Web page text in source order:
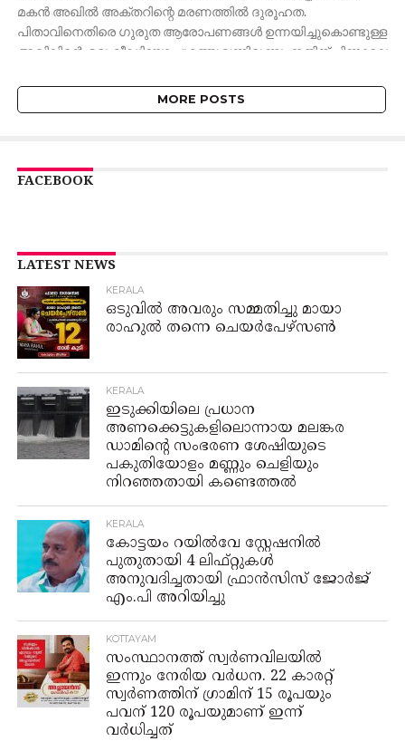
മകന്‍ അഖില്‍ അക്തറിന്റെ മരണത്തില്‍ ദുരൂഹത.
പിതാവിനെതിരെ ഗുരുത ആരോപണങ്ങൾ ഉന്നയിച്ചുകൊണ്ടുള്ള
അഖിലിന്റെ ഒരു വീഡിയോ പുറത്തുവന്നിരുന്നു. ഇതിന് പിന്നാലെ
MORE POSTS
FACEBOOK
LATEST NEWS
KERALA
ഒടുവിൽ അവരും സമ്മതിച്ചു മായാ
രാഹുൽ തന്നെ ചെയർപേഴ്‌സൺ
KERALA
ഇടുക്കിയിലെ പ്രധാന
അണക്കെട്ടുകളിലൊന്നായ മലങ്കര
ഡാമിന്‍റെ സംഭരണ ശേഷിയുടെ
പകുതിയോളം മണ്ണും ചെളിയും
നിറഞ്ഞതായി കണ്ടെത്തൽ
KERALA
കോട്ടയം റയിൽവേ സ്റ്റേഷനിൽ
പുതുതായി 4 ലിഫ്റ്റുകൾ
അനുവദിച്ചതായി ഫ്രാൻസിസ് ജോർജ്
എം.പി അറിയിച്ചു
KOTTAYAM
സംസ്ഥാനത്ത് സ്വർണവിലയിൽ
ഇന്നും നേരിയ വർധന. 22 കാരറ്റ്
സ്വർണത്തിന് ഗ്രാമിന് 15 രൂപയും
പവന് 120 രൂപയുമാണ് ഇന്ന്
വർധിച്ചത്